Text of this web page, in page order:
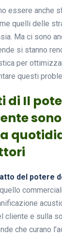
essere anche
quelli delle
Ma ci sono
si stanno
per
questi
di Il
del potere
cliente e sulla
che curano